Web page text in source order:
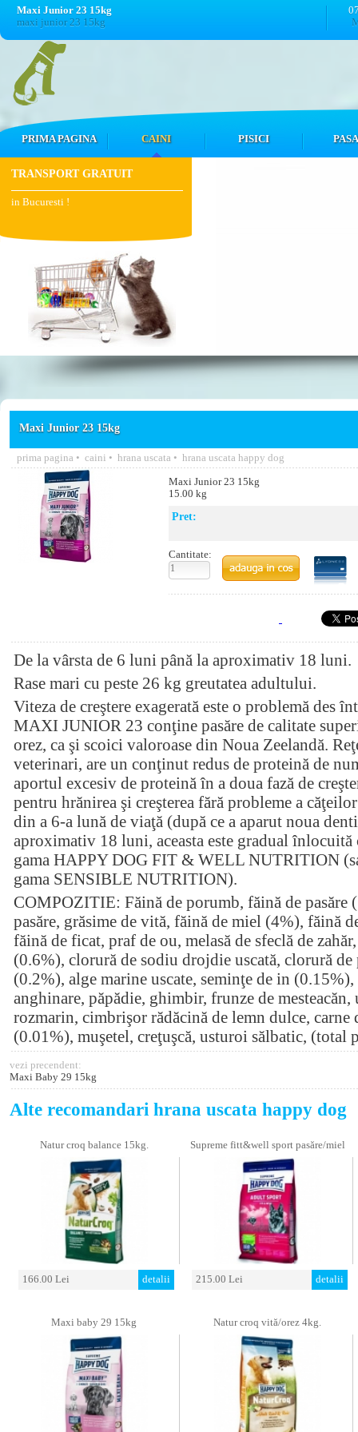
Maxi Junior 23 15kg
maxi junior 23 15kg
PRIMA PAGINA CAINI PISICI
TRANSPORT GRATUIT
in Bucuresti !
Maxi Junior 23 15kg
prima pagina • caini • hrana uscata • hrana uscata happy dog
Maxi Junior 23 15kg
15.00 kg
Pret:
Cantitate:
De la vârsta de 6 luni până la aproximativ 18 luni.
Rase mari cu peste 26 kg greutatea adultului.
Viteza de creştere exagerată este o problemă des
MAXI JUNIOR 23 conţine pasăre de calitate
orez, ca şi scoici valoroase din Noua Zeelandă.
veterinari, are un conţinut redus de proteină de
aportul excesiv de proteină în a doua fază de
pentru hrănirea şi creşterea fără probleme a
din a 6-a lună de viaţă (după ce a aparut noua
aproximativ 18 luni, aceasta este gradual
gama HAPPY DOG FIT & WELL NUTRITION
gama SENSIBLE NUTRITION).
COMPOZITIE: Făină de porumb, făină de pasăre
pasăre, grăsime de vită, făină de miel (4%), făină
făină de ficat, praf de ou, melasă de sfeclă de
(0.6%), clorură de sodiu drojdie uscată, clorură
(0.2%), alge marine uscate, seminţe de in
anghinare, păpădie, ghimbir, frunze de
rozmarin, cimbrişor rădăcină de lemn dulce, carne
(0.01%), muşetel, creţuşcă, usturoi sălbatic, (total
vezi precendent:
Maxi Baby 29 15kg
Alte recomandari hrana uscata happy dog
Natur croq balance 15kg.
166.00 Lei detalii
Supreme fitt&well sport pasăre/miel
215.00 Lei detalii
Maxi baby 29 15kg Natur croq vită/orez 4kg.